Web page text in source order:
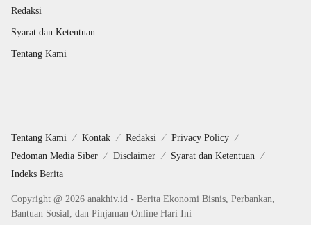
Redaksi
Syarat dan Ketentuan
Tentang Kami
Tentang Kami Kontak Redaksi
Privacy Policy
Pedoman Media Siber
Disclaimer
Syarat dan Ketentuan
Indeks Berita
Copyright @ 2026 anakhiv.id - Berita Ekonomi Bisnis, Perbankan,
Bantuan Sosial, dan Pinjaman Online Hari Ini